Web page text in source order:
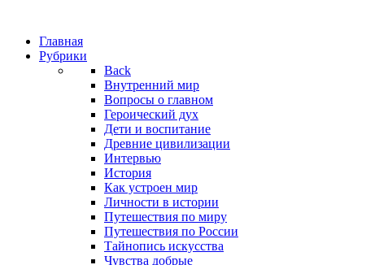
Главная
Рубрики
Back
Внутренний мир
Вопросы о главном
Героический дух
Дети и воспитание
Древние цивилизации
Интервью
История
Как устроен мир
Личности в истории
Путешествия по миру
Путешествия по России
Тайнопись искусства
Чувства добрые